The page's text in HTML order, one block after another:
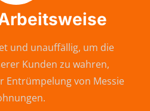
und unauffällig, um die
Kunden zu wahren,
Entrümpelung von Messie